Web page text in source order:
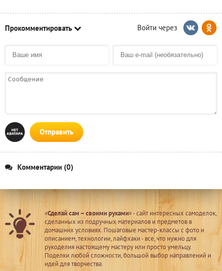
Прокомментировать
Отправить
Комментарии (0)
«Сделай сам – своими руками» - сайт интересных самоделок,
сделанных из подручных материалов и предметов в
домашних условиях. Пошаговые мастер-классы с фото и
описанием, технологии, лайфхаки - все, что нужно для
рукоделия настоящему мастеру или просто умельцу.
Поделки любой сложности, большой выбор направлений и
идей для творчества.